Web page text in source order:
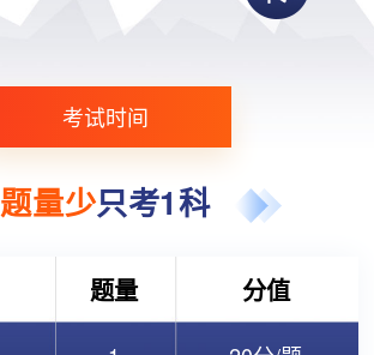
考试时间
题量少只考1科
题量 分值